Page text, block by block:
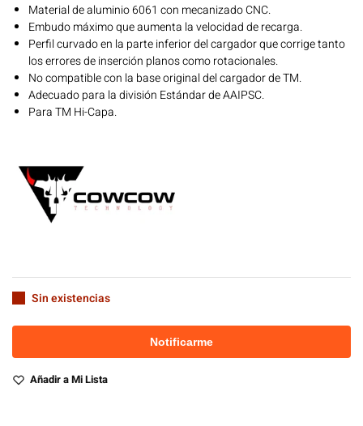
Material de aluminio 6061 con mecanizado CNC.
Embudo máximo que aumenta la velocidad de recarga.
Perfil curvado en la parte inferior del cargador que corrige tanto
los errores de inserción planos como rotacionales.
No compatible con la base original del cargador de TM.
Adecuado para la división Estándar de AAIPSC.
Para TM Hi-Capa.
Sin existencias
Añadir a Mi Lista